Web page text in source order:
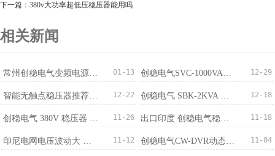
下一篇：380v大功率超低压稳压器能用吗
相关新闻
常州创稳电气变频电源成功出口越南，国际化布局稳步推进 01-13 创稳电气SVC-1000VA稳压器获100台订单适配监控220V/110V 12-29
智能无触点稳​压器推荐：免维护+稳压精度±0.5% 12-22 创稳电气 SBK-2KVA 三相干式变压器 380V 转 220V 批量订购完成 12-18
创稳电气 380V 稳压器 500KVA 成功出口马来西亚 赋能精密制造电压稳定新标杆 11-26 出口印度 创稳电气稳压器厂家：中国智造筑牢南亚供电防线 11-18
印尼电网电压波动大 创稳电气稳压器提供稳定解决方案 11-12 创稳电气CW-DVR动态电压恢复装置-专业治理 11-04